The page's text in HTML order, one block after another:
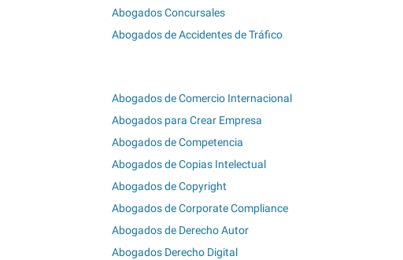
Abogados Concursales
Abogados de Accidentes de Tráfico
Abogados de Comercio Internacional
Abogados para Crear Empresa
Abogados de Competencia
Abogados de Copias Intelectual
Abogados de Copyright
Abogados de Corporate Compliance
Abogados de Derecho Autor
Abogados Derecho Digital